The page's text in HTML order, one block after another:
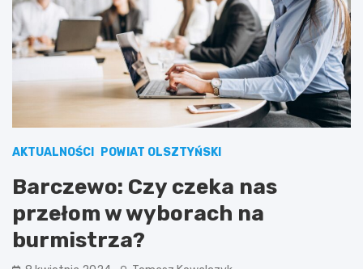
AKTUALNOŚCI POWIAT OLSZTYŃSKI
Barczewo: Czy czeka nas
przełom w wyborach na
burmistrza?